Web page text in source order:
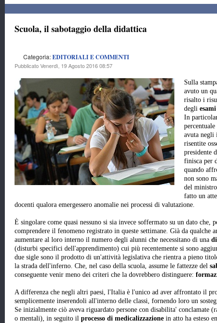
Scuola, il sabotaggio della didattica
Categoria:EDITORIALI E COMMENTI
Pubblicato Venerdì, 19 Agosto 2016 08:57
Sulla
avuto un
risalto i
degli
In
avuta negli
risentite
presidente
finisca per
quando
non sono
del
fatto un
docenti qualora emergessero anomalie nei processi di valutazione.
È singolare come quasi nessuno si sia invece soffermato su un dato che,
comprendere il fenomeno registrato in queste settimane. Già da qualche
aumentare al loro interno il numero degli alunni che necessitano di una
(disturbi specifici dell'apprendimento) cui più recentemente si sono
due sigle sono il prodotto di un'attività legislativa che rientra a pieno
la strada dell'inferno. Che, nel caso della scuola, assume le fattezze del
conseguente venir meno dei criteri che la dovrebbero distinguere:
A differenza che negli altri paesi, l'Italia è l'unico ad aver affrontato il
semplicemente inserendoli all'interno delle classi, fornendo loro un
Se inizialmente ciò aveva riguardato persone con disabilita' conclamate
o mentali), in seguito il processo di medicalizzazione in atto ha esteso